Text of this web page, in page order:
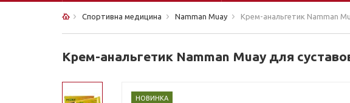
Спортивна медицина Namman Muay Крем-анальгетик Namman
Крем-анальгетик Namman Muay для
НОВИНКА